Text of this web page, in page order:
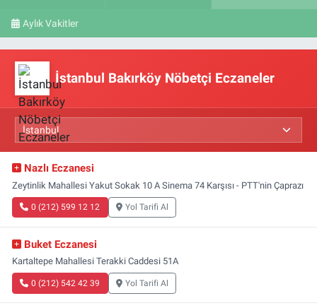
Aylık Vakitler
İstanbul Bakırköy Nöbetçi Eczaneler
Nazlı Eczanesi
Zeytinlik Mahallesi Yakut Sokak 10 A Sinema 74 Karşısı - PTT'nin Çaprazı
0 (212) 599 12 12 Yol Tarifi Al
Buket Eczanesi
Kartaltepe Mahallesi Terakki Caddesi 51A
0 (212) 542 42 39 Yol Tarifi Al